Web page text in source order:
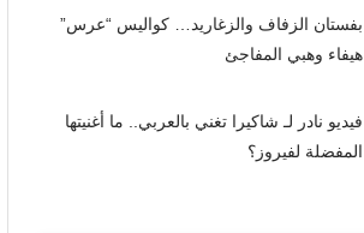
بفستان الزفاف والزغاريد… كواليس “عرس”
هيفاء وهبي المفاجئ
فيديو نادر لـ شاكيرا تغني بالعربي.. ما أغنيتها
المفضلة لفيروز؟